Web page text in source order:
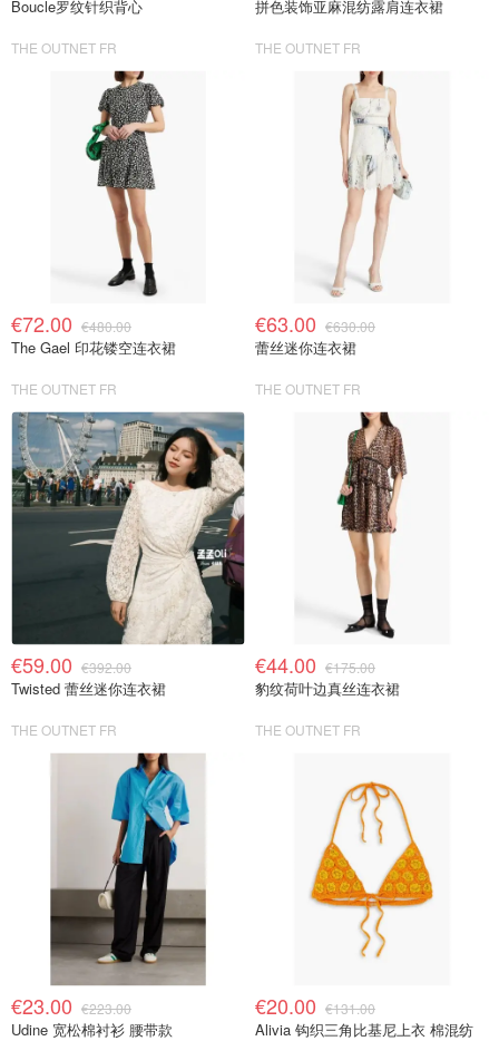
Boucle罗纹针织背心
THE OUTNET FR
拼色装饰亚麻混纺露肩连衣裙
THE OUTNET FR
€72.00 €480.00
The Gael 印花镂空连衣裙
THE OUTNET FR
€63.00 €630.00
蕾丝迷你连衣裙
THE OUTNET FR
€59.00 €392.00
Twisted 蕾丝迷你连衣裙
THE OUTNET FR
€44.00 €175.00
豹纹荷叶边真丝连衣裙
THE OUTNET FR
€23.00 €223.00
Udine 宽松棉衬衫 腰带款
€20.00 €131.00
Alivia 钩织三角比基尼上衣 棉混纺